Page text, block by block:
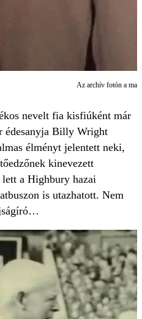
Az archív fotón a ma
nevelt fia kisfiúként már
édesanyja Billy Wright
élményt jelentett neki,
kinevezett
lett a Highbury hazai
is utazhatott. Nem